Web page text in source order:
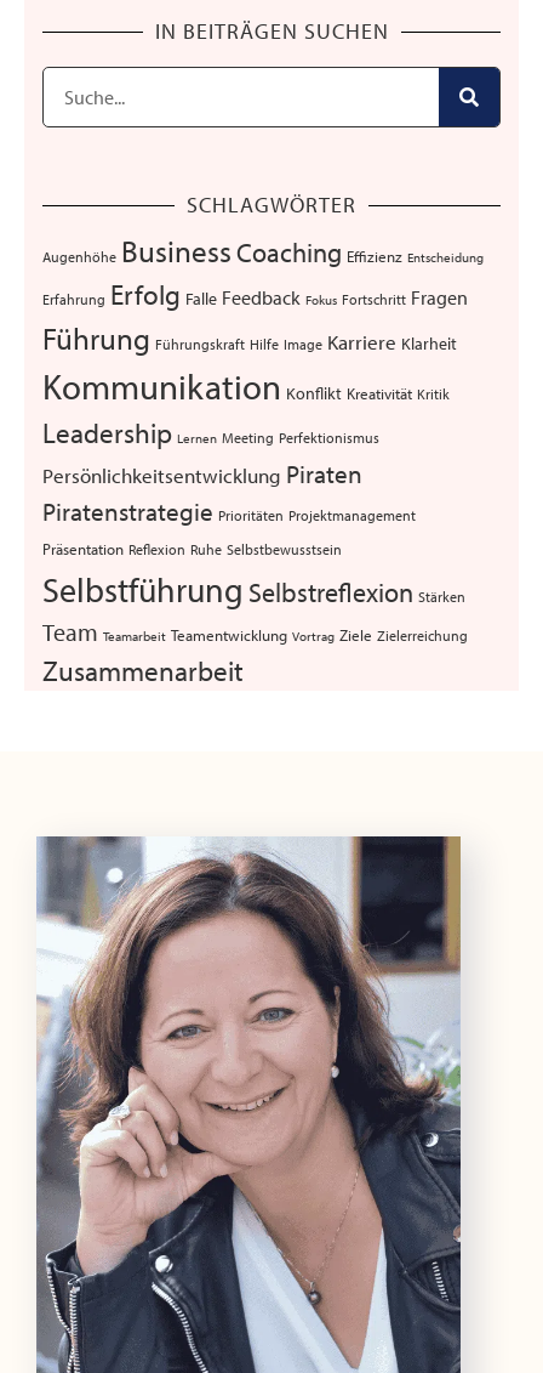
IN BEITRÄGEN SUCHEN
SCHLAGWÖRTER
Augenhöhe BusinessCoaching Effizienz Entscheidung
Erfahrung Erfolg Falle Feedback Fokus Fortschritt Fragen
Führung Führungskraft Hilfe Image Karriere Klarheit
Kommunikation Konflikt Kreativität Kritik
Leadership Lernen Meeting Perfektionismus
Persönlichkeitsentwicklung Piraten
Piratenstrategie Prioritäten Projektmanagement
Präsentation Reflexion Ruhe Selbstbewusstsein
Selbstführung Selbstreflexion Stärken
Team Teamarbeit Teamentwicklung Vortrag Ziele Zielerreichung
Zusammenarbeit